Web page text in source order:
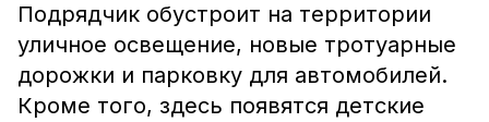
Подрядчик обустроит на территории
уличное освещение, новые тротуарные
дорожки и парковку для автомобилей.
Кроме того, здесь появятся детские